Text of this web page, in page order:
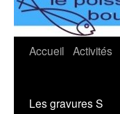
Aller
contenu
Accueil Activités
Les gravures S